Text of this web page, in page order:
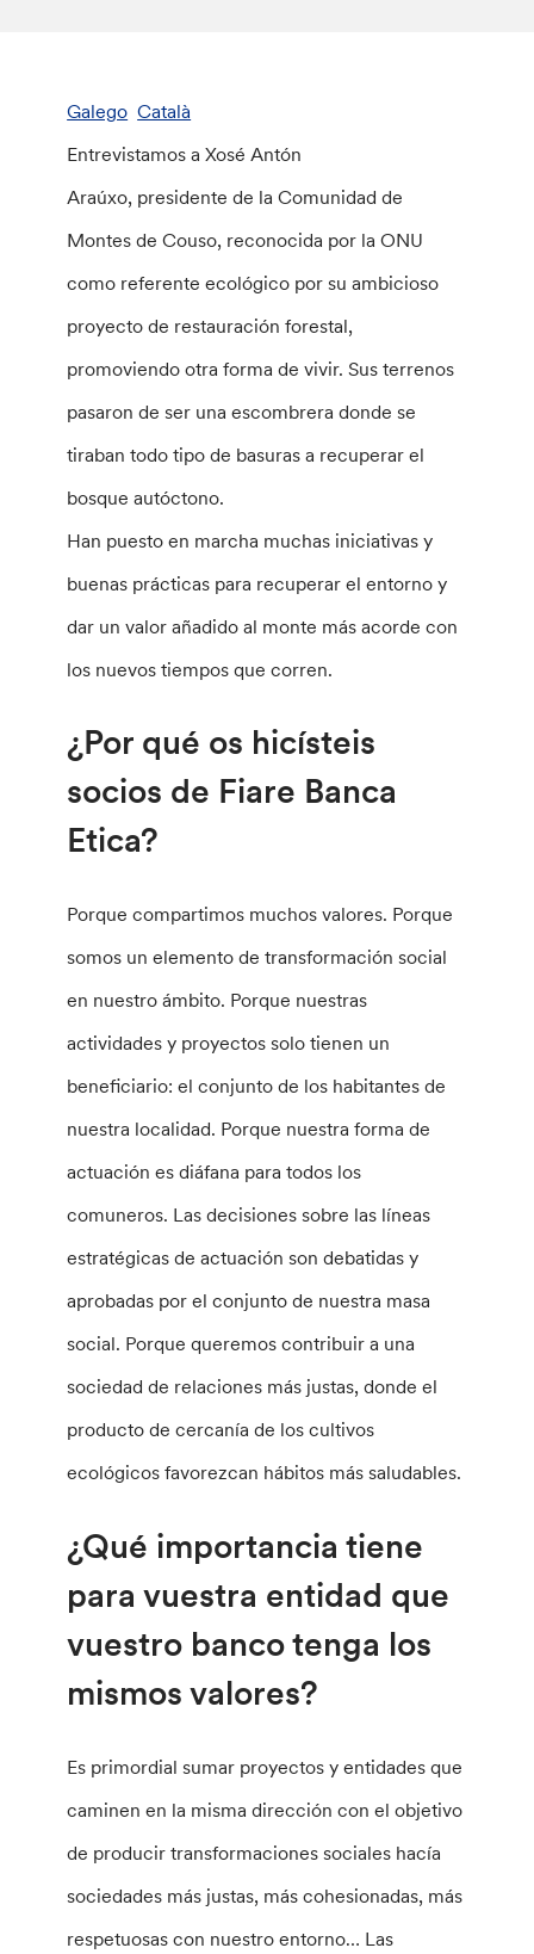
Galego Català
Entrevistamos a Xosé Antón
Araúxo, presidente de la Comunidad de
Montes de Couso, reconocida por la ONU
como referente ecológico por su ambicioso
proyecto de restauración forestal,
promoviendo otra forma de vivir. Sus terrenos
pasaron de ser una escombrera donde se
tiraban todo tipo de basuras a recuperar el
bosque autóctono.
Han puesto en marcha muchas iniciativas y
buenas prácticas para recuperar el entorno y
dar un valor añadido al monte más acorde con
los nuevos tiempos que corren.
¿Por qué os hicísteis
socios de Fiare Banca
Etica?
Porque compartimos muchos valores. Porque
somos un elemento de transformación social
en nuestro ámbito. Porque nuestras
actividades y proyectos solo tienen un
beneficiario: el conjunto de los habitantes de
nuestra localidad. Porque nuestra forma de
actuación es diáfana para todos los
comuneros. Las decisiones sobre las líneas
estratégicas de actuación son debatidas y
aprobadas por el conjunto de nuestra masa
social. Porque queremos contribuir a una
sociedad de relaciones más justas, donde el
producto de cercanía de los cultivos
ecológicos favorezcan hábitos más saludables.
¿Qué importancia tiene
para vuestra entidad que
vuestro banco tenga los
mismos valores?
Es primordial sumar proyectos y entidades que
caminen en la misma dirección con el objetivo
de producir transformaciones sociales hacía
sociedades más justas, más cohesionadas, más
respetuosas con nuestro entorno… Las